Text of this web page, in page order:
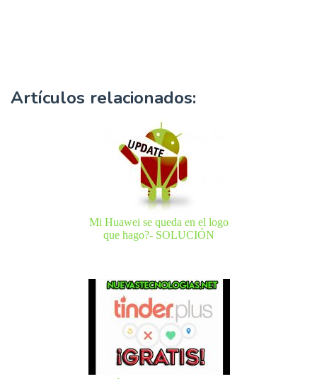
Artículos relacionados:
Mi Huawei se queda en el logo
que hago?- SOLUCIÓN